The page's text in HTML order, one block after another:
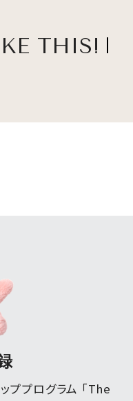
THIS!
ププログラム 「The